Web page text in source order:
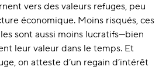
vers des valeurs refuges, peu
économique. Moins risqués, ces
sont aussi moins lucratifs—bien
leur valeur dans le temps. Et
on atteste d’un regain d’intérêt